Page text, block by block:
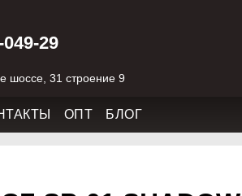
29
шоссе, 31 строение 9
ОПТ БЛОГ